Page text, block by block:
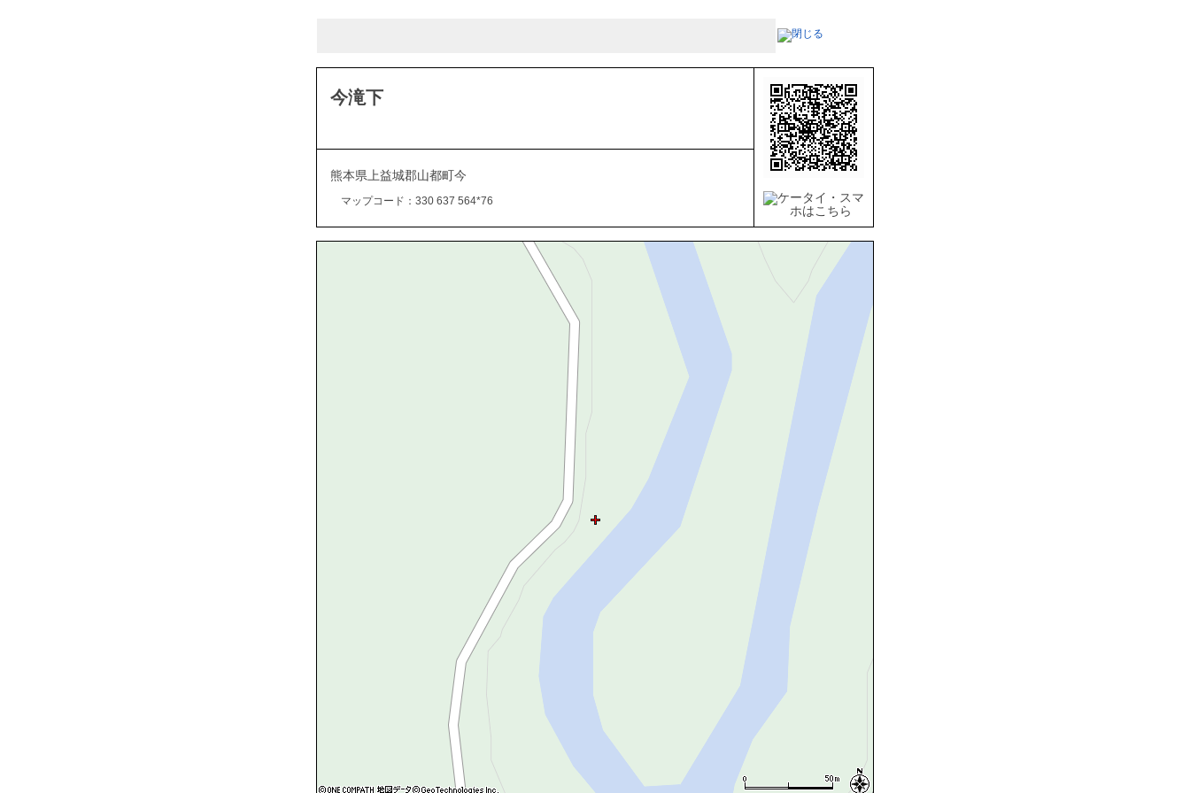
今滝下
熊本県上益城郡山都町今
マップコード：330 637 564*76